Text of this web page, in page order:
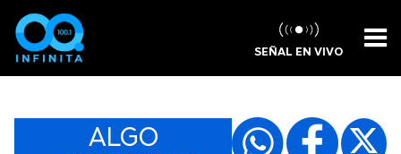
SEÑAL EN VIVO
ALGO